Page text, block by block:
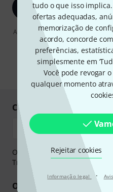
tudo o que isso
ofertas adequadas,
memorização de
acordo, concorde
preferências,
simplesmente em
Você pode revogar
qualquer momento
Rejeitar cookies
Informação legal ·
Ao clicar em "Inscreva-se agora",
e-mail. Posso cancelar a
encontrar mais informações
*
Compre e pague em
O pagamento pode ser feito
Transferência bancária,
Os seus benefícios